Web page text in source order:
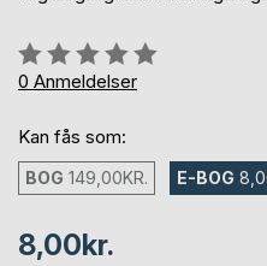
Anmeldelse::
0%
0 Anmeldelser
Kan fås som:
BOG 149,00KR. E-BOG
8,00kr.